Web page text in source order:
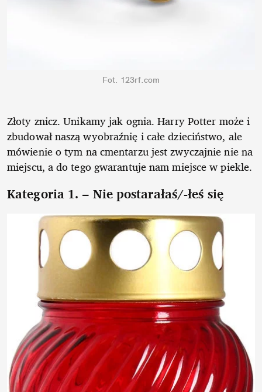
Fot. 123rf.com
Złoty znicz. Unikamy jak ognia. Harry Potter może i
zbudował naszą wyobraźnię i całe dzieciństwo, ale
mówienie o tym na cmentarzu jest zwyczajnie nie na
miejscu, a do tego gwarantuje nam miejsce w piekle.
Kategoria 1. – Nie postarałaś/-łeś się